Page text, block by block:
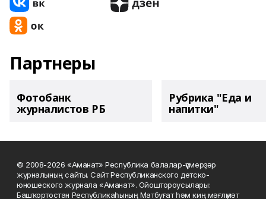
Партнеры
Фотобанк
журналистов РБ
Рубрика "Еда и
напитки"
© 2008-2026 «Аманат» Республика балалар-үҫмерҙәр
журналының сайты. Сайт Республиканского детско-
юношеского журнала «Аманат». Ойоштороусылары:
Башҡортостан Республикаһының Матбуғат һәм киң мәғлүмәт